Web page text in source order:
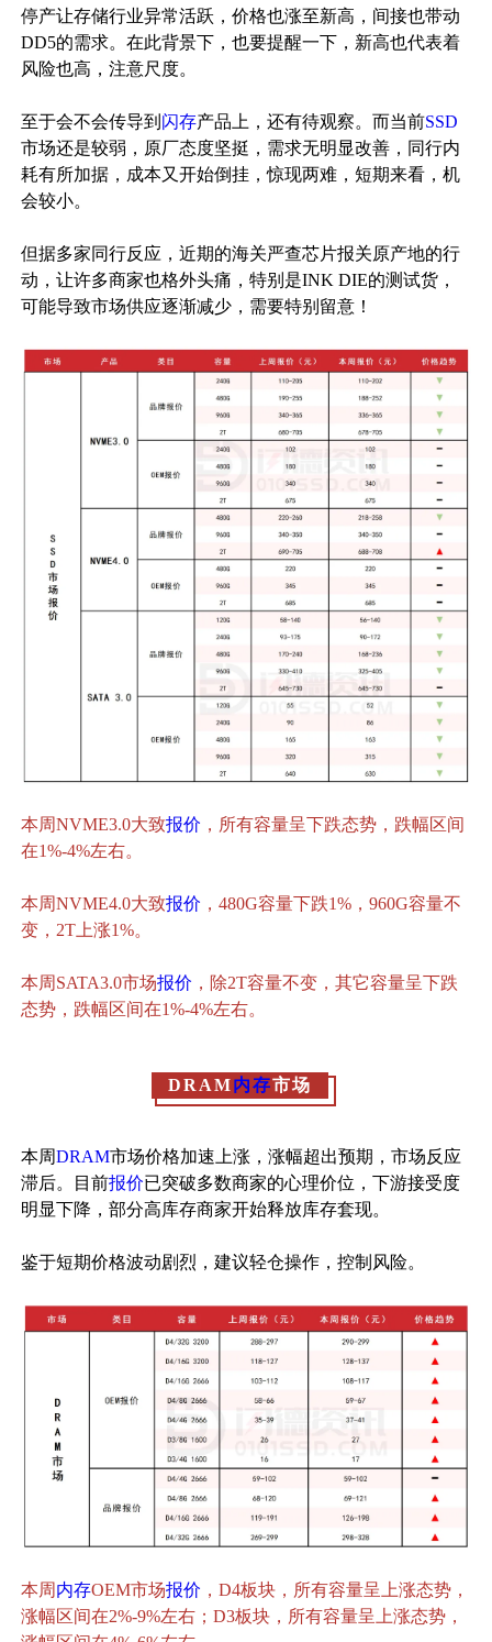
停产让存储行业异常活跃，价格也涨至新高，间接也带动
DD5的需求。在此背景下，也要提醒一下，新高也代表着
风险也高，注意尺度。
至于会不会传导到 闪存产品上，还有待观察。而当前SSD
市场还是较弱，原厂态度坚挺，需求无明显改善，同行内
耗有所加据，成本又开始倒挂，惊现两难，短期来看，机
会较小。
但据多家同行反应，近期的海关严查芯片报关原产地的行
动，让许多商家也格外头痛，特别是INK DIE的测试货，
可能导致市场供应逐渐减少，需要特别留意！
本周NVME3.0大致报价 ，所有容量呈下跌态势，跌幅区间
在1%-4%左右。
本周NVME4.0大致报价 ，480G容量下跌1%，960G容量不
变，2T上涨1%。
本周SATA3.0市场报价 ，除2T容量不变，其它容量呈下跌
态势，跌幅区间在1%-4%左右。
DRAM内存市场
本周DRAM市场价格加速上涨，涨幅超出预期，市场反应
滞后。目前报价已突破多数商家的心理价位，下游接受度
明显下降，部分高库存商家开始释放库存套现。
鉴于短期价格波动剧烈，建议轻仓操作，控制风险。
本周 内存OEM市场报价 ，D4板块，所有容量呈上涨态势，
涨幅区间在2%-9%左右；D3板块，所有容量呈上涨态势，